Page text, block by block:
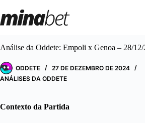
para
o
Análise da Oddete: Empoli x Genoa – 28/
ODDETE
27 DE DEZEMBRO DE 2024
ANÁLISES DA ODDETE
Contexto da Partida